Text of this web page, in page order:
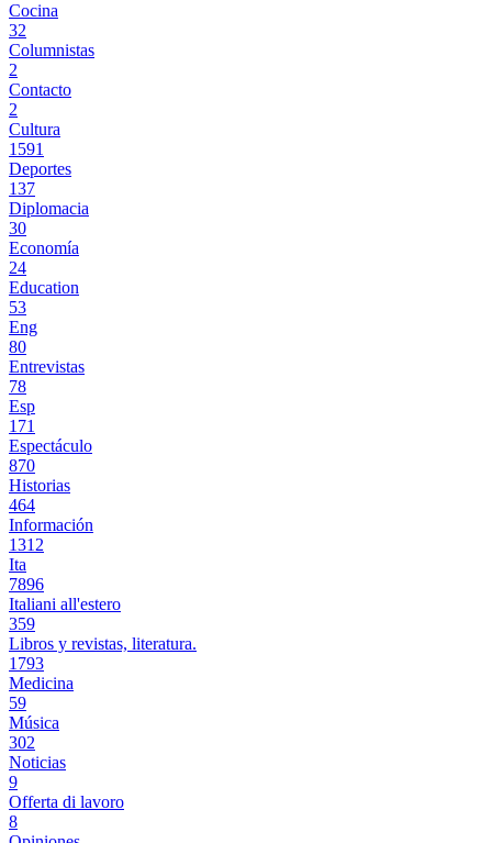
Cocina
32
Columnistas
2
Contacto
2
Cultura
1591
Deportes
137
Diplomacia
30
Economía
24
Education
53
Eng
80
Entrevistas
78
Esp
171
Espectáculo
870
Historias
464
Información
1312
Ita
7896
Italiani all'estero
359
Libros y revistas, literatura.
1793
Medicina
59
Música
302
Noticias
9
Offerta di lavoro
8